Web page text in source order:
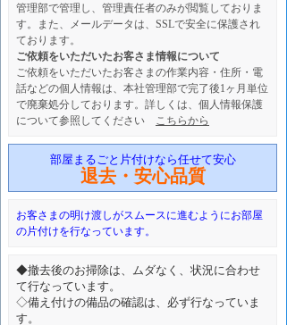
管理部で管理し、管理責任者のみが閲覧しておりま
す。また、メールデータは、SSLで安全に保護され
ております。
ご依頼をいただいたお客さま情報について
ご依頼をいただいたお客さまの作業内容・住所・電
話などの個人情報は、本社管理部で完了後1ヶ月単位
で廃棄処分しております。詳しくは、個人情報保護
について参照してください こちらから
部屋まるごと片付けなら任せて安心
退去・安心品質
お客さまの明け渡しがスムースに進むようにお部屋
の片付けを行なっています。
◆撤去後のお掃除は、ムダなく、状況に合わせ
て行なっています。
◇備え付けの備品の確認は、必ず行なっていま
す。